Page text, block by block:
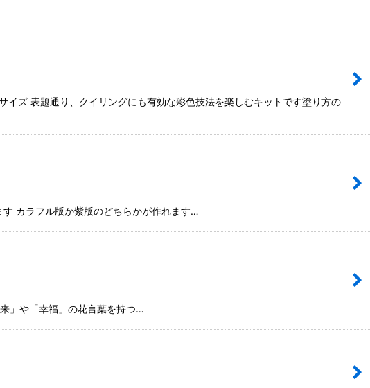
表題通り、クイリングにも有効な彩色技法を楽しむキットです塗り方の
カラフル版か紫版のどちらかが作れます…
や「幸福」の花言葉を持つ…